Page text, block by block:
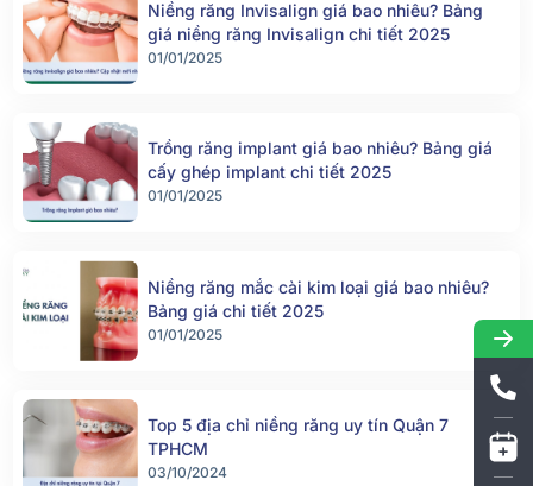
Niềng răng Invisalign giá bao nhiêu? Bảng
giá niềng răng Invisalign chi tiết 2025
01/01/2025
Trồng răng implant giá bao nhiêu? Bảng giá
cấy ghép implant chi tiết 2025
01/01/2025
Niềng răng mắc cài kim loại giá bao nhiêu?
Bảng giá chi tiết 2025
01/01/2025
Top 5 địa chỉ niềng răng uy tín Quận 7
TPHCM
03/10/2024